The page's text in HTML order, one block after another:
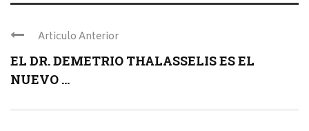
Articulo Anterior
EL DR. DEMETRIO THALASSELIS ES EL
NUEVO ...